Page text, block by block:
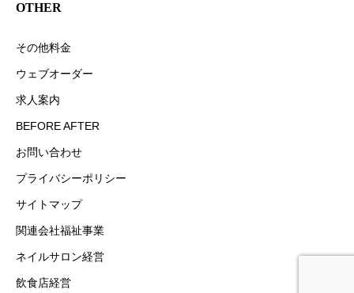
OTHER
その他料金
ウェブオーダー
求人案内
BEFORE AFTER
お問い合わせ
プライバシーポリシー
サイトマップ
関連会社福祉事業
ネイルサロン経営
飲食店経営